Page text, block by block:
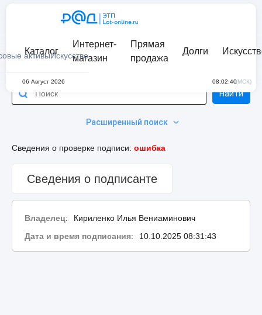
активыИскусство
Каталог
Интернет-
магазин
Прямая
продажа
Долги
06 Август 2026 08:02:40(МСК)
Расширенный поиск
Найти
Сведения о проверке подписи: ошибка
Сведения о подписанте
Владелец:
Кириленко Илья Вениаминович
Дата и время подписания: 10.10.2025 08:31:43